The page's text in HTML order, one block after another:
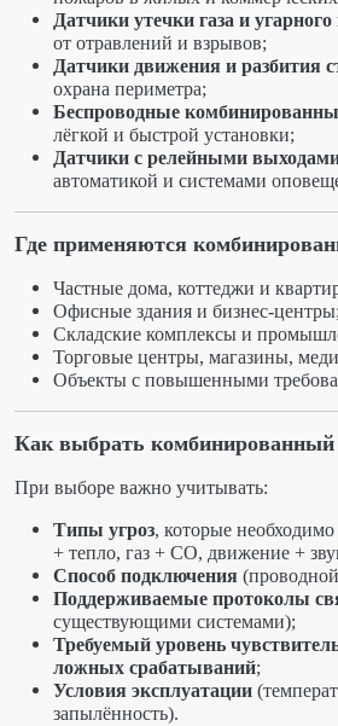
Датчики утечки газа и угарного
от отравлений и взрывов;
Датчики движения и разбития
охрана периметра;
Беспроводные
лёгкой и быстрой установки;
Датчики с релейными
автоматикой и системами
Где применяются
Частные дома, коттеджи и
Офисные здания и бизнес-
Складские комплексы и
Торговые центры, магазины,
Объекты с повышенными
Как выбрать комбинированный
При выборе важно учитывать:
Типы угроз, которые
+ тепло, газ + CO, движение +
Способ подключения
Поддерживаемые протоколы
существующими системами);
Требуемый уровень
ложных срабатываний;
Условия эксплуатации
запылённость).